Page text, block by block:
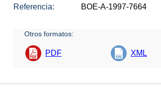
Referencia:
BOE-A-1997-7664
Otros formatos:
PDF XML